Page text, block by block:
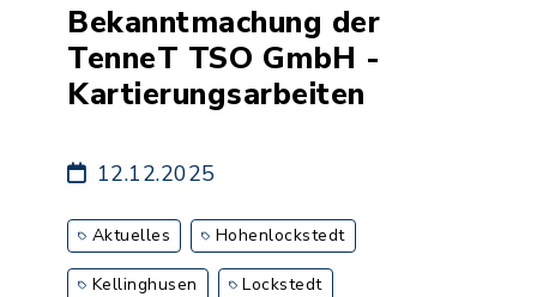
Bekanntmachung der
TenneT TSO GmbH -
Kartierungsarbeiten
12.12.2025
Aktuelles Hohenlockstedt
Kellinghusen Lockstedt